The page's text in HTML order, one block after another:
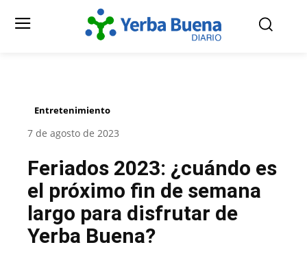
Entretenimiento
7 de agosto de 2023
Feriados 2023: ¿cuándo es
el próximo fin de semana
largo para disfrutar de
Yerba Buena?